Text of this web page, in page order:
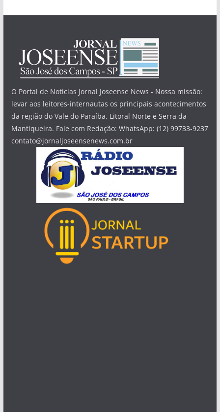
O Portal de Notícias Jornal Joseense News - Nossa missão:
levar aos leitores-internautas os principais acontecimentos
da região do Vale do Paraíba, Litoral Norte e Serra da
Mantiqueira. Fale com Redação: WhatsApp: (12) 99733-9237
contato@jornaljoseensenews.com.br